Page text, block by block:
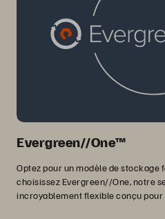
Evergreen//One™
Optez pour un modèle de stockage
choisissez Evergreen//One, notre
incroyablement flexible conçu pour